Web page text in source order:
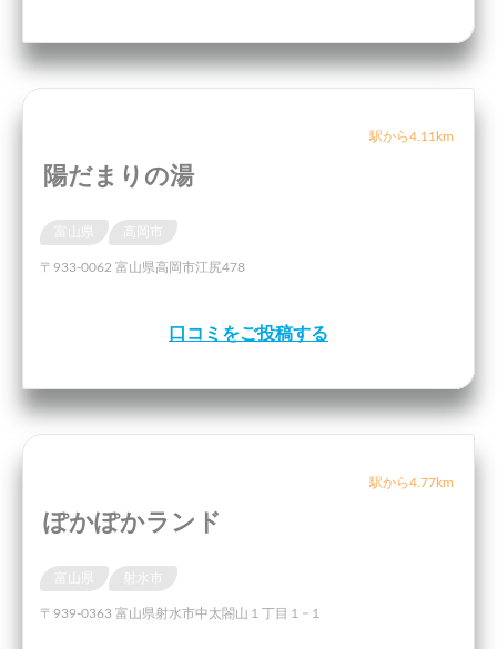
駅から4.11km
陽だまりの湯
〒933-0062 富山県高岡市江尻478
口コミをご投稿する
駅から4.77km
ぽかぽかランド
射水市
〒939-0363 富山県射水市中太閤山１丁目１−１